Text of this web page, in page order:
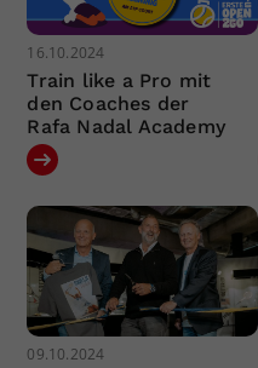
16.10.2024
Train like a Pro mit
den Coaches der
Rafa Nadal Academy
09.10.2024